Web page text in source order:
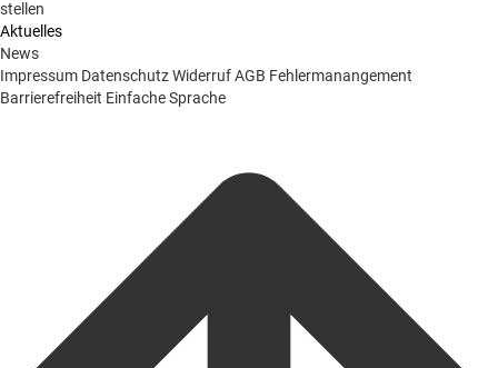
stellen
Aktuelles
News
Impressum DatenschutzWiderrufAGB Fehlermanangement
Barrierefreiheit Einfache Sprache